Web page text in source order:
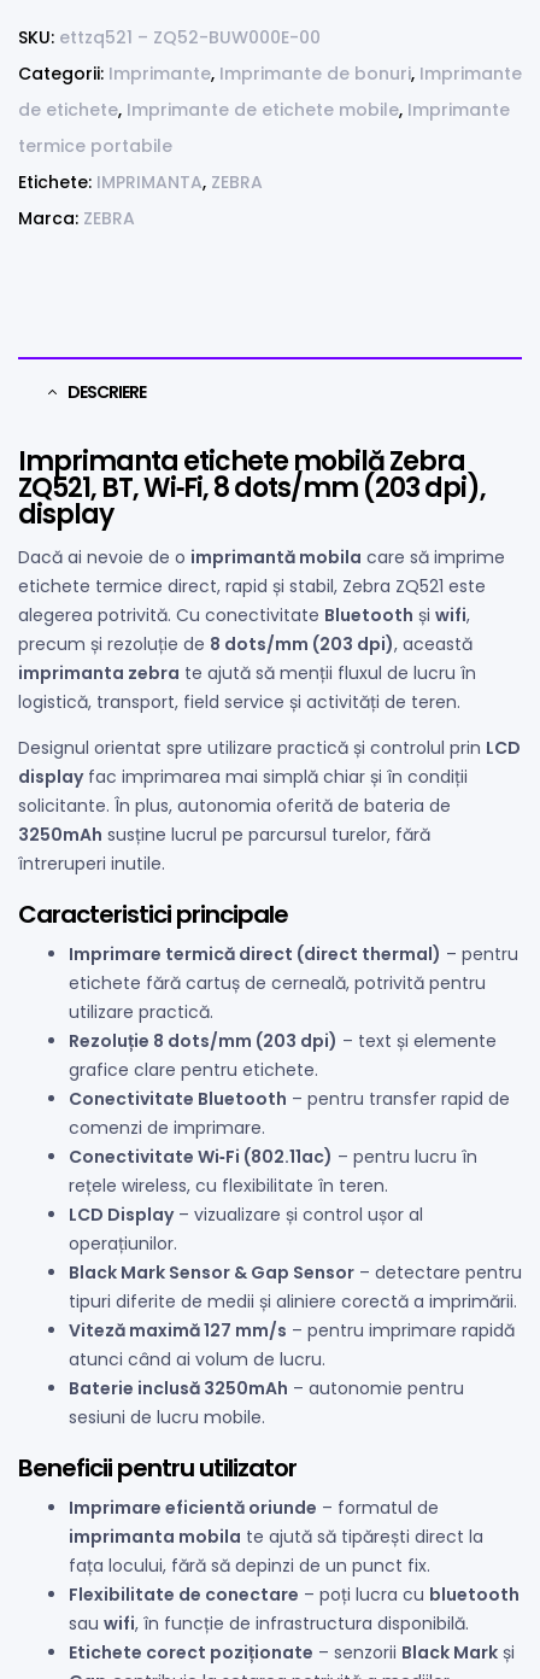
SKU: ettzq521 – ZQ52-BUW000E-00
Categorii: Imprimante, Imprimante de bonuri, Imprimante
de etichete, Imprimante de etichete mobile, Imprimante
termice portabile
Etichete: IMPRIMANTA, ZEBRA
Marca: ZEBRA
DESCRIERE
Imprimanta etichete mobilă Zebra
ZQ521, BT, Wi‑Fi, 8 dots/mm (203 dpi),
display
Dacă ai nevoie de o imprimantă mobila care să imprime
etichete termice direct, rapid și stabil, Zebra ZQ521 este
alegerea potrivită. Cu conectivitate Bluetooth și wifi,
precum și rezoluție de 8 dots/mm (203 dpi), această
imprimanta zebra te ajută să menții fluxul de lucru în
logistică, transport, field service și activități de teren.
Designul orientat spre utilizare practică și controlul prin LCD
displayfac imprimarea mai simplă chiar și în condiții
solicitante. În plus, autonomia oferită de bateria de
3250mAh susține lucrul pe parcursul turelor, fără
întreruperi inutile.
Caracteristici principale
Imprimare termică direct (direct thermal) – pentru
etichete fără cartuș de cerneală, potrivită pentru
utilizare practică.
Rezoluție 8 dots/mm (203 dpi) – text și elemente
grafice clare pentru etichete.
Conectivitate Bluetooth – pentru transfer rapid de
comenzi de imprimare.
Conectivitate Wi‑Fi (802.11ac) – pentru lucru în
rețele wireless, cu flexibilitate în teren.
LCD Display– vizualizare și control ușor al
operațiunilor.
Black Mark Sensor & Gap Sensor – detectare pentru
tipuri diferite de medii și aliniere corectă a imprimării.
Viteză maximă 127 mm/s – pentru imprimare rapidă
atunci când ai volum de lucru.
Baterie inclusă 3250mAh – autonomie pentru
sesiuni de lucru mobile.
Beneficii pentru utilizator
Imprimare eficientă oriunde – formatul de
imprimanta mobila te ajută să tipărești direct la
fața locului, fără să depinzi de un punct fix.
Flexibilitate de conectare – poți lucra cu bluetooth
sau wifi, în funcție de infrastructura disponibilă.
Etichete corect poziționate – senzorii Black Mark și